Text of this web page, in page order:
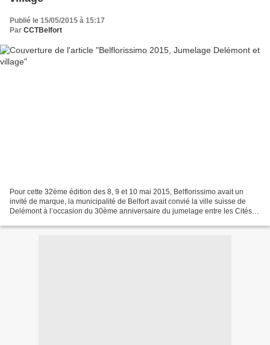
Publié le 15/05/2015 à 15:17
Par CCTBelfort
Pour cette 32ème édition des 8, 9 et 10 mai 2015, Belflorissimo avait un
invité de marque, la municipalité de Belfort avait convié la ville suisse de
Delémont à l’occasion du 30ème anniversaire du jumelage entre les Cités